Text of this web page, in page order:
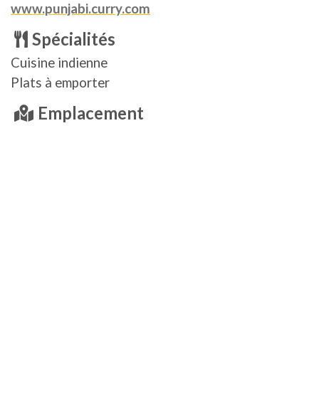
www.punjabi.curry.com
Spécialités
Cuisine indienne
Plats à emporter
Emplacement